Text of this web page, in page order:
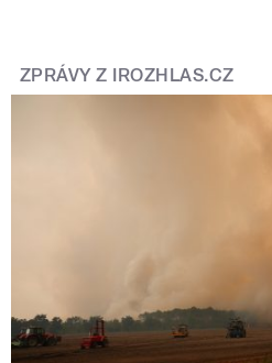
ZPRÁVY Z IROZHLAS.CZ